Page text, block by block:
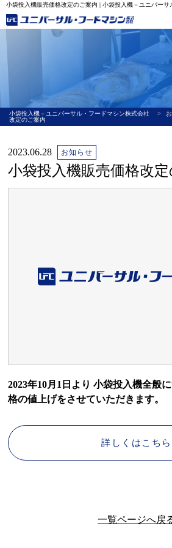
小袋投入機販売価格改定のご案内 | 小袋投入機－ユニバー
小袋投入機－ユニバーサル・フードマシン株式会社 >
改定のご案内
2023.06.28 お知らせ
小袋投入機販売価格改
2023年10月1日より 小袋投入機全般
格の値上げをさせていただきます。
詳しくはこちら
一覧ページへ戻